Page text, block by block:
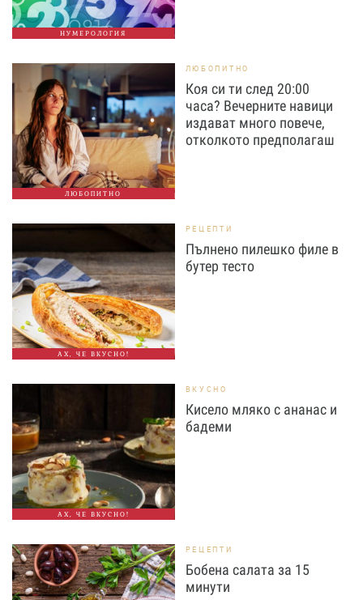
НУМЕРОЛОГИЯ
ЛЮБОПИТНО
ЛЮБОПИТНО
Коя си ти след 20:00
часа? Вечерните навици
издават много повече,
отколкото предполагаш
АХ, ЧЕ ВКУСНО!
РЕЦЕПТИ
Пълнено пилешко филе в
бутер тесто
АХ, ЧЕ ВКУСНО!
ВКУСНО
Кисело мляко с ананас и
бадеми
РЕЦЕПТИ
Бобена салата за 15
минути